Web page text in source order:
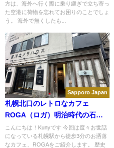
方は、海外へ行く際に乗り継ぎで立ち寄っ
た空港に荷物を忘れてお困りのことでしょ
う。 海外で無くしたも...
Sapporo Japan
札幌北口のレトロなカフェ
ROGA（ロガ）明治時代の石蔵
で無水カレーのランチ！
こんにちは！Kunyです 今回は度々お世話
になっている札幌駅から徒歩3分のお洒落
なカフェ、ROGAをご紹介します。 歴史